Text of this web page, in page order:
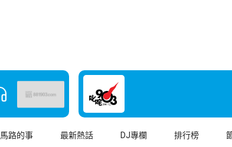
馬路的事 最新熱話 DJ專欄 排行榜